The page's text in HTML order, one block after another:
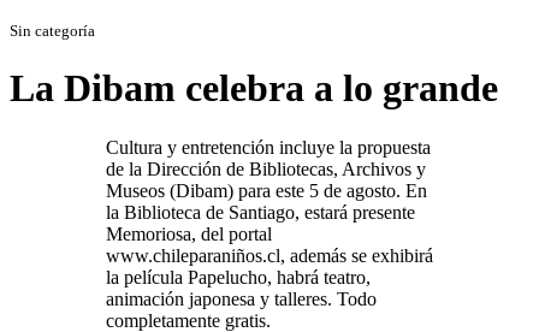
Sin categoría
La Dibam celebra a lo grande
Cultura y entretención incluye la propuesta
de la Dirección de Bibliotecas, Archivos y
Museos (Dibam) para este 5 de agosto. En
la Biblioteca de Santiago, estará presente
Memoriosa, del portal
www.chileparaniños.cl, además se exhibirá
la película Papelucho, habrá teatro,
animación japonesa y talleres. Todo
completamente gratis.